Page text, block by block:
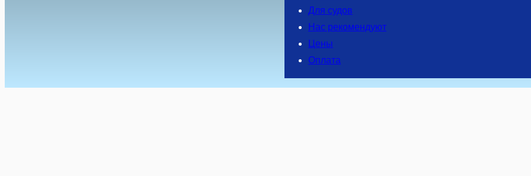
Для судов
Нас рекомендуют
Цены
Оплата